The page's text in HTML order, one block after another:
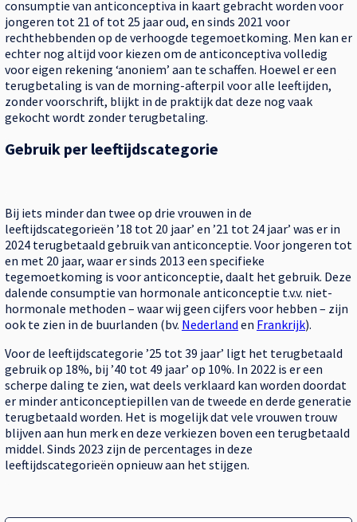
consumptie van anticonceptiva in kaart gebracht worden voor
jongeren tot 21 of tot 25 jaar oud, en sinds 2021 voor
rechthebbenden op de verhoogde tegemoetkoming. Men kan er
echter nog altijd voor kiezen om de anticonceptiva volledig
voor eigen rekening ‘anoniem’ aan te schaffen. Hoewel er een
terugbetaling is van de morning-afterpil voor alle leeftijden,
zonder voorschrift, blijkt in de praktijk dat deze nog vaak
gekocht wordt zonder terugbetaling.
Gebruik per leeftijdscategorie
Bij iets minder dan twee op drie vrouwen in de
leeftijdscategorieën ’18 tot 20 jaar’ en ’21 tot 24 jaar’ was er in
2024 terugbetaald gebruik van anticonceptie. Voor jongeren tot
en met 20 jaar, waar er sinds 2013 een specifieke
tegemoetkoming is voor anticonceptie, daalt het gebruik. Deze
dalende consumptie van hormonale anticonceptie t.v.v. niet-
hormonale methoden – waar wij geen cijfers voor hebben – zijn
ook te zien in de buurlanden (bv. Nederland en Frankrijk).
Voor de leeftijdscategorie ’25 tot 39 jaar’ ligt het terugbetaald
gebruik op 18%, bij ’40 tot 49 jaar’ op 10%. In 2022 is er een
scherpe daling te zien, wat deels verklaard kan worden doordat
er minder anticonceptiepillen van de tweede en derde generatie
terugbetaald worden. Het is mogelijk dat vele vrouwen trouw
blijven aan hun merk en deze verkiezen boven een terugbetaald
middel. Sinds 2023 zijn de percentages in deze
leeftijdscategorieën opnieuw aan het stijgen.